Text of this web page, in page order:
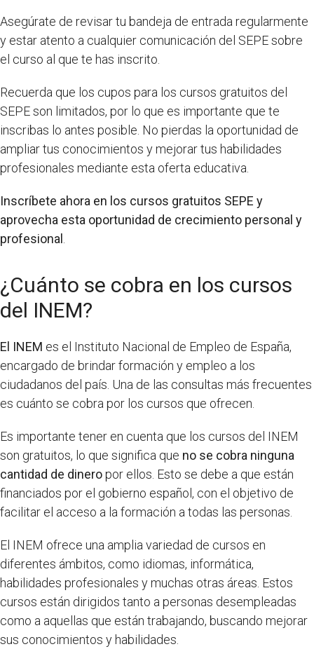
Asegúrate de revisar tu bandeja de entrada regularmente
y estar atento a cualquier comunicación del SEPE sobre
el curso al que te has inscrito.
Recuerda que los cupos para los cursos gratuitos del
SEPE son limitados, por lo que es importante que te
inscribas lo antes posible. No pierdas la oportunidad de
ampliar tus conocimientos y mejorar tus habilidades
profesionales mediante esta oferta educativa.
Inscríbete ahora en los cursos gratuitos SEPE y
aprovecha esta oportunidad de crecimiento personal y
profesional
¿Cuánto se cobra en los cursos
del INEM?
El INEM es el Instituto Nacional de Empleo de España,
encargado de brindar formación y empleo a los
ciudadanos del país. Una de las consultas más frecuentes
es cuánto se cobra por los cursos que ofrecen.
Es importante tener en cuenta que los cursos del INEM
son gratuitos, lo que significa que no se cobra ninguna
cantidad de dineropor ellos. Esto se debe a que están
financiados por el gobierno español, con el objetivo de
facilitar el acceso a la formación a todas las personas.
El INEM ofrece una amplia variedad de cursos en
diferentes ámbitos, como idiomas, informática,
habilidades profesionales y muchas otras áreas. Estos
cursos están dirigidos tanto a personas desempleadas
como a aquellas que están trabajando, buscando mejorar
sus conocimientos y habilidades.